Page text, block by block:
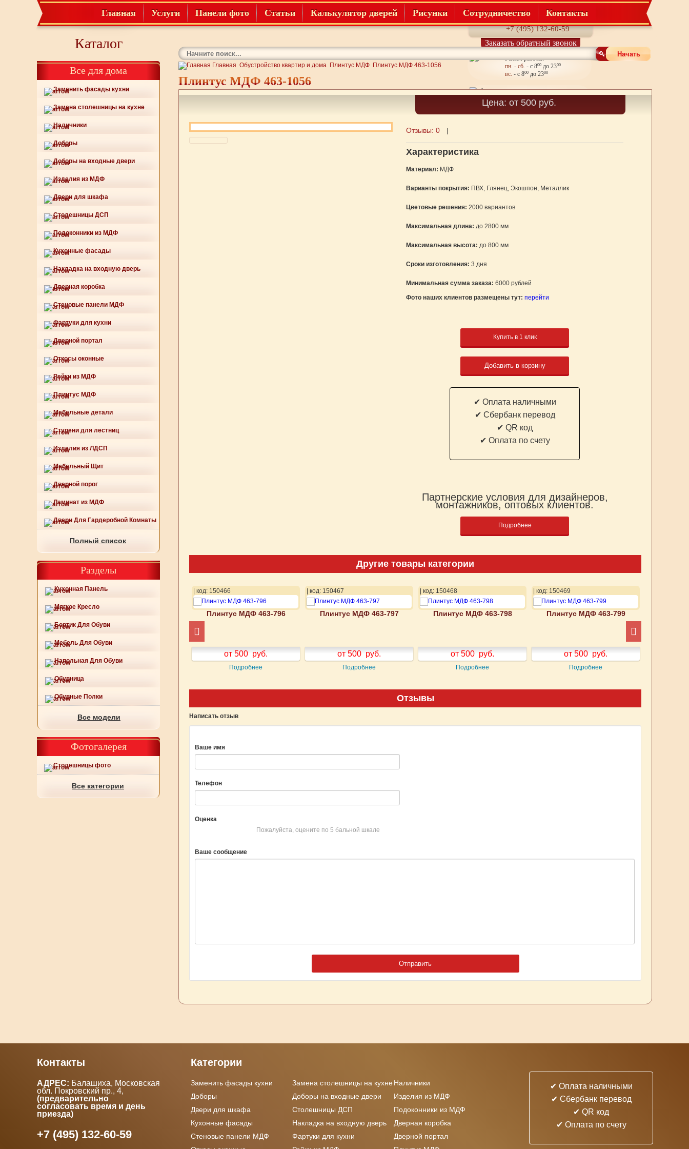
Телефон:
+7 (495) 132-60-59
Заказать обратный звонок
Режим работы:
пн. - сб. - с 800до 2300
вс. - с 800до 2300
Корзина
Товаров: 0
Главная Услуги Панели фото Статьи Калькулятор дверей Рисунки Сотрудничество Контакты
Каталог
Все для дома
Заменить фасады кухни
Замена столешницы на кухне
Наличники
Доборы
Доборы на входные двери
Изделия из МДФ
Двери для шкафа
Столешницы ДСП
Подоконники из МДФ
Кухонные фасады
Накладка на входную дверь
Дверная коробка
Стеновые панели МДФ
Фартуки для кухни
Дверной портал
Откосы оконные
Рейки из МДФ
Плинтус МДФ
Мебельные детали
Ступени для лестниц
Изделия из ЛДСП
Мебельный Щит
Дверной порог
Ламинат из МДФ
Двери Для Гардеробной Комнаты
Полный список
Разделы
Кухонная Панель
Мягкое Кресло
Бортик Для Обуви
Мебель Для Обуви
Напольная Для Обуви
Обувница
Обувные Полки
Все модели
Фотогалерея
Столешницы фото
Все категории
Начать
Главная Обустройство квартир и дома Плинтус МДФ Плинтус МДФ 463-1056
Плинтус МДФ 463-1056
Цена: от 500 руб.
Отзывы:0
Характеристика
Материал: МДФ
Варианты покрытия: ПВХ, Глянец, Экошпон, Металлик
Цветовые решения: 2000 вариантов
Максимальная длина: до 2800 мм
Максимальная высота: до 800 мм
Сроки изготовления: 3 дня
Минимальная сумма заказа: 6000 рублей
Фото наших клиентов размещены тут: перейти
Купить в 1 клик
Добавить в корзину
✔ Оплата наличными
✔ Cбербанк перевод
✔ QR код
✔ Оплата по счету
Партнерские условия для дизайнеров,
монтажников, оптовых клиентов.
Подробнее
Другие товары категории
МДФ 463-819
| код: 150490 | код: 150466
Плинтус МДФ 463-796
от 500 руб.
Подробнее
| код: 150467
Плинтус МДФ 463-797
от 500 руб.
Подробнее
| код: 150468
Плинтус МДФ 463-798
от 500 руб.
Подробнее
| код: 150469
Плинтус МДФ 463-799
от 500 руб.
Подробнее
Отзывы
Написать отзыв
Ваше имя
Телефон
Оценка
Пожалуйста, оцените по 5 бальной шкале
Ваше сообщение
Контакты
АДРЕС: Балашиха, Московская
обл. Покровский пр., 4,
(предварительно
согласовать время и день
приезда)
+7 (495) 132-60-59
Категории
Заменить фасады кухни Замена столешницы на кухнеНаличники
Доборы
Доборы на входные двери
Изделия из МДФ
Двери для шкафа
Столешницы ДСП
Подоконники из МДФ
Кухонные фасады
Накладка на входную дверь
Дверная коробка
Стеновые панели МДФ
Фартуки для кухни
Дверной портал
✔ Оплата наличными
✔ Cбербанк перевод
✔ QR код
✔ Оплата по счету